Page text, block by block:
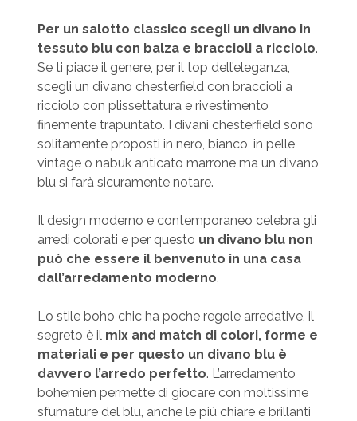
Per un salotto classico scegli un divano in
tessuto blu con balza e braccioli a ricciolo.
Se ti piace il genere, per il top dell’eleganza,
scegli un divano chesterfield con braccioli a
ricciolo con plissettatura e rivestimento
finemente trapuntato. I divani chesterfield sono
solitamente proposti in nero, bianco, in pelle
vintage o nabuk anticato marrone ma un divano
blu si farà sicuramente notare.
Il design moderno e contemporaneo celebra gli
arredi colorati e per questo un divano blu non
può che essere il benvenuto in una casa
dall’arredamento moderno.
Lo stile boho chic ha poche regole arredative, il
segreto è il mix and match di colori, forme e
materiali e per questo un divano blu è
davvero l’arredo perfetto. L’arredamento
bohemien permette di giocare con moltissime
sfumature del blu, anche le più chiare e brillanti